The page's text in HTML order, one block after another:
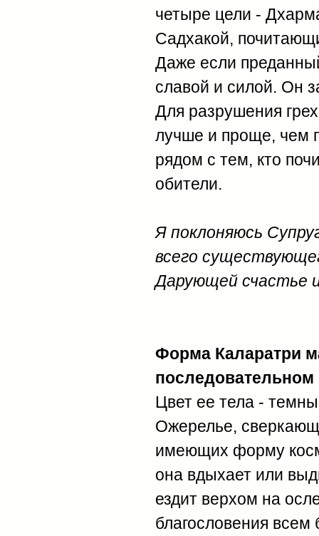
четыре цели -
Садхакой,
Даже если
славой и силой. Он
Для разрушения
лучше и проще, чем
рядом с тем, кто
обители.
Я поклоняюсь
всего
Дарующей счастье
Форма Каларатри
последовательном
Цвет ее тела -
Ожерелье,
имеющих форму
она вдыхает или
ездит верхом на
благословения